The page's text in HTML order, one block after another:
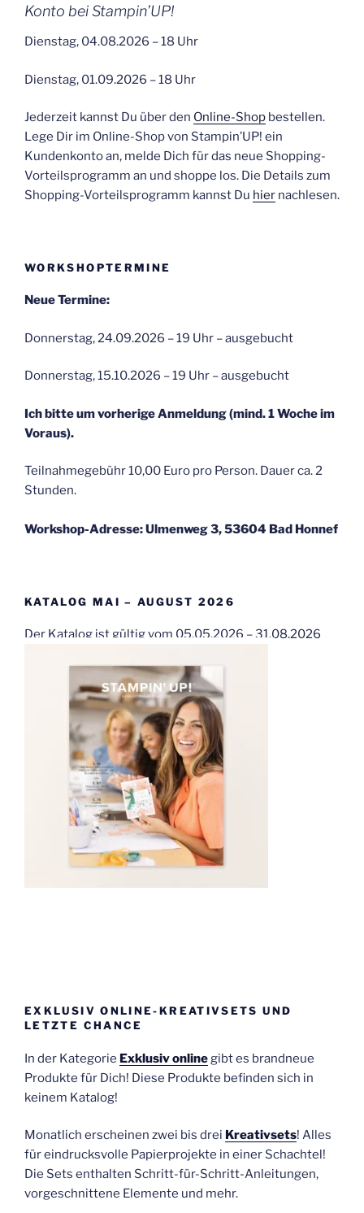
Konto bei Stampin’UP!
Dienstag, 04.08.2026 – 18 Uhr
Dienstag, 01.09.2026 – 18 Uhr
Jederzeit kannst Du über den Online-Shop bestellen.
Lege Dir im Online-Shop von Stampin’UP! ein
Kundenkonto an, melde Dich für das neue Shopping-
Vorteilsprogramm an und shoppe los. Die Details zum
Shopping-Vorteilsprogramm kannst Du hier nachlesen.
WORKSHOPTERMINE
Neue Termine:
Donnerstag, 24.09.2026 – 19 Uhr – ausgebucht
Donnerstag, 15.10.2026 – 19 Uhr – ausgebucht
Ich bitte um vorherige Anmeldung (mind. 1 Woche im
Voraus).
Teilnahmegebühr 10,00 Euro pro Person. Dauer ca. 2
Stunden.
Workshop-Adresse: Ulmenweg 3, 53604 Bad Honnef
KATALOG MAI – AUGUST 2026
Der Katalog ist gültig vom 05.05.2026 – 31.08.2026
EXKLUSIV ONLINE-KREATIVSETS UND
LETZTE CHANCE
In der Kategorie Exklusiv online gibt es brandneue
Produkte für Dich! Diese Produkte befinden sich in
keinem Katalog!
Monatlich erscheinen zwei bis drei Kreativsets! Alles
für eindrucksvolle Papierprojekte in einer Schachtel!
Die Sets enthalten Schritt-für-Schritt-Anleitungen,
vorgeschnittene Elemente und mehr.